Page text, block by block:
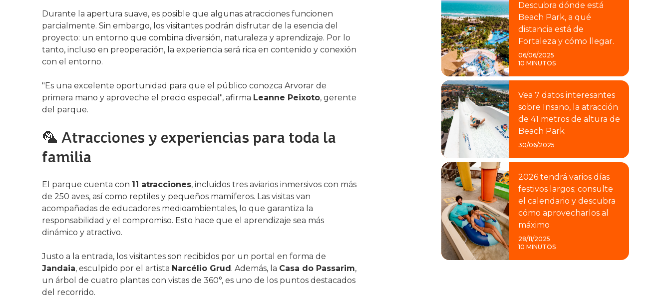
Durante la apertura suave, es posible que algunas atracciones funcionen
parcialmente. Sin embargo, los visitantes podrán disfrutar de la esencia del
proyecto: un entorno que combina diversión, naturaleza y aprendizaje. Por lo
tanto, incluso en preoperación, la experiencia será rica en contenido y conexión
con el entorno.
"Es una excelente oportunidad para que el público conozca Arvorar de
primera mano y aproveche el precio especial", afirma Leanne Peixoto, gerente
del parque.
🦜 Atracciones y experiencias para toda la
familia
El parque cuenta con 11 atracciones, incluidos tres aviarios inmersivos con más
de 250 aves, así como reptiles y pequeños mamíferos. Las visitas van
acompañadas de educadores medioambientales, lo que garantiza la
responsabilidad y el compromiso. Esto hace que el aprendizaje sea más
dinámico y atractivo.
Justo a la entrada, los visitantes son recibidos por un portal en forma de
Jandaia, esculpido por el artista Narcélio Grud. Además, la Casa do Passarim,
un árbol de cuatro plantas con vistas de 360°, es uno de los puntos destacados
del recorrido.
Descubra dónde está
Beach Park, a qué
distancia está de
Fortaleza y cómo llegar.
06/06/2025
10 MINUTOS
Vea 7 datos interesantes
sobre Insano, la atracción
de 41 metros de altura de
Beach Park
30/06/2025
2026 tendrá varios días
festivos largos; consulte
el calendario y descubra
cómo aprovecharlos al
máximo
28/11/2025
10 MINUTOS